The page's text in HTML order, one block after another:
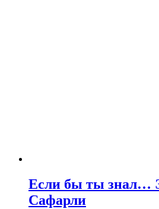
Если бы ты знал…
Сафарли